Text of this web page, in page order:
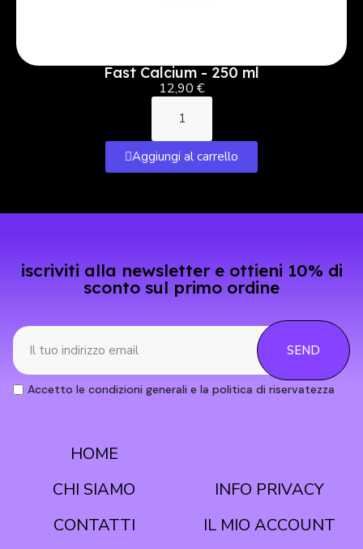
Fast Calcium - 250 ml
12,90 €
Aggiungi al carrello
iscriviti alla newsletter e ottieni 10% di
sconto sul primo ordine
SEND
Accetto le condizioni generali e la politica di riservatezza
HOME
CHI SIAMO
CONTATTI
INFO PRIVACY
IL MIO ACCOUNT